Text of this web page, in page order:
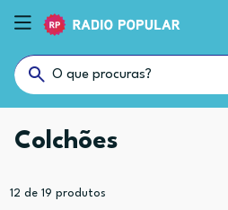
Colchões
12 de 19 produtos